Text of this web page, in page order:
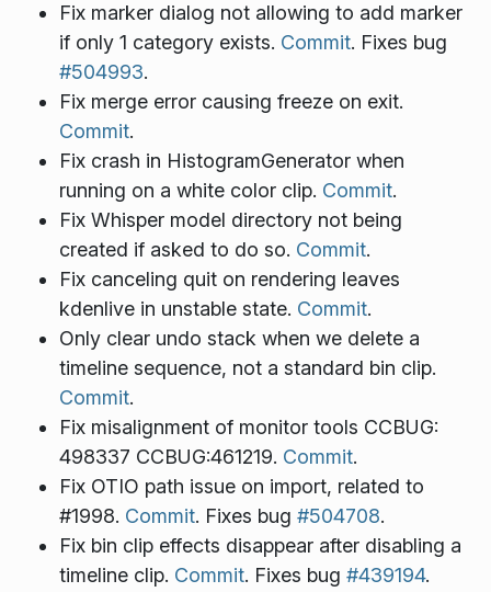
Fix marker dialog not allowing to add marker
if only 1 category exists. Commit. Fixes bug
#504993.
Fix merge error causing freeze on exit.
Commit.
Fix crash in HistogramGenerator when
running on a white color clip. Commit.
Fix Whisper model directory not being
created if asked to do so. Commit.
Fix canceling quit on rendering leaves
kdenlive in unstable state. Commit.
Only clear undo stack when we delete a
timeline sequence, not a standard bin clip.
Commit.
Fix misalignment of monitor tools CCBUG:
498337 CCBUG:461219. Commit.
Fix OTIO path issue on import, related to
#1998. Commit. Fixes bug #504708.
Fix bin clip effects disappear after disabling a
timeline clip. Commit. Fixes bug #439194.